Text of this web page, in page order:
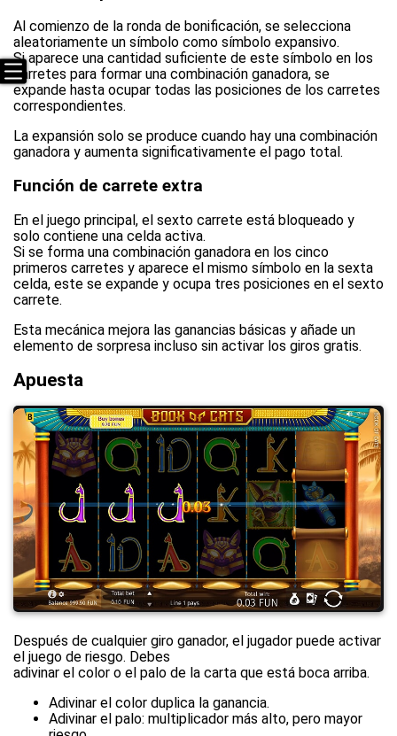
Al comienzo de la ronda de bonificación, se selecciona
aleatoriamente un símbolo como símbolo expansivo.
Si aparece una cantidad suficiente de este símbolo en los
carretes para formar una combinación ganadora, se
expande hasta ocupar todas las posiciones de los carretes
correspondientes.
La expansión solo se produce cuando hay una combinación
ganadora y aumenta significativamente el pago total.
Función de carrete extra
En el juego principal, el sexto carrete está bloqueado y
solo contiene una celda activa.
Si se forma una combinación ganadora en los cinco
primeros carretes y aparece el mismo símbolo en la sexta
celda, este se expande y ocupa tres posiciones en el sexto
carrete.
Esta mecánica mejora las ganancias básicas y añade un
elemento de sorpresa incluso sin activar los giros gratis.
Apuesta
Después de cualquier giro ganador, el jugador puede activar
el juego de riesgo. Debes
adivinar el color o el palo de la carta que está boca arriba.
Adivinar el color duplica la ganancia.
Adivinar el palo: multiplicador más alto, pero mayor